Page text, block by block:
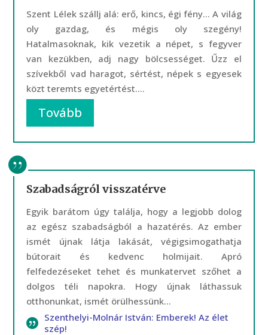
Szent Lélek szállj alá: erő, kincs, égi fény… A világ
oly gazdag, és mégis oly szegény!
Hatalmasoknak, kik vezetik a népet, s fegyver
van kezükben, adj nagy bölcsességet. Űzz el
szívekből vad haragot, sértést, népek s egyesek
közt teremts egyetértést....
Tovább
Szabadságról visszatérve
Egyik barátom úgy találja, hogy a legjobb dolog
az egész szabadságból a hazatérés. Az ember
ismét újnak látja lakását, végigsimogathatja
bútorait és kedvenc holmijait. Apró
felfedezéseket tehet és munkatervet szőhet a
dolgos téli napokra. Hogy újnak láthassuk
otthonunkat, ismét örülhessünk...
Szenthelyi-Molnár István: Emberek! Az élet
szép!